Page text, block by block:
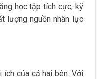
học tập tích cực, kỹ
lượng nguồn nhân lực
ích của cả hai bên. Với